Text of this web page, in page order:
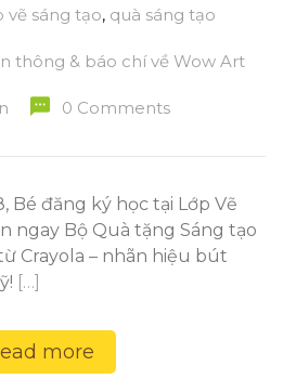
vẽ sáng tạo, quà sáng tạo
thông & báo chí về Wow Art
0 Comments
Bé đăng ký học tại Lớp Vẽ
ngay Bộ Quà tặng Sáng tạo
Crayola – nhãn hiệu bút
[…]
more